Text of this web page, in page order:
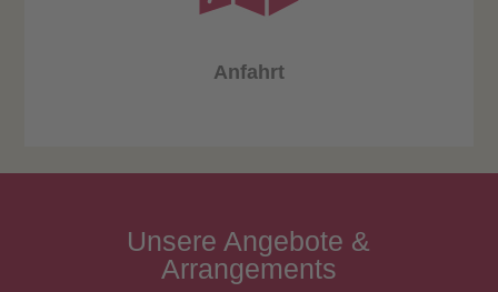
Anfahrt
Unsere Angebote &
Arrangements